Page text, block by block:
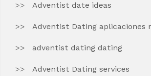
Adventist date ideas
Adventist Dating aplicaciones
adventist dating dating
Adventist Dating services